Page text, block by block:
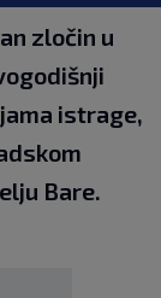
zločin u
istrage,
Bare.